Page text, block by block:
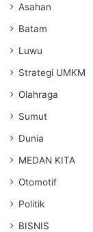
Asahan
Batam
Luwu
Strategi UMKM
Olahraga
Sumut
Dunia
MEDAN KITA
Otomotif
Politik
BISNIS